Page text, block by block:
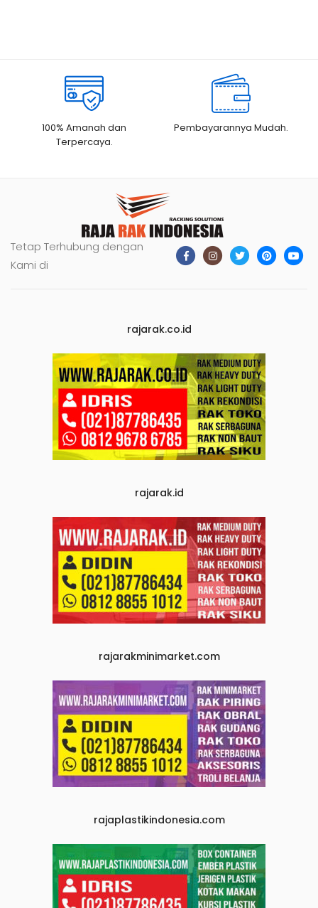
100% Amanah dan
Terpercaya.
Pembayarannya Mudah.
Tetap Terhubung dengan
Kami di
rajarak.co.id
rajarak.id
rajarakminimarket.com
rajaplastikindonesia.com